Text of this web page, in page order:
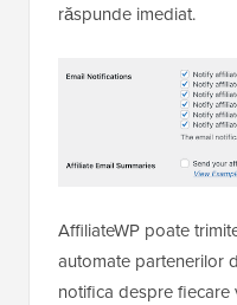
răspunde imediat.
AffiliateWP poate
automate partenerilor
notifica despre